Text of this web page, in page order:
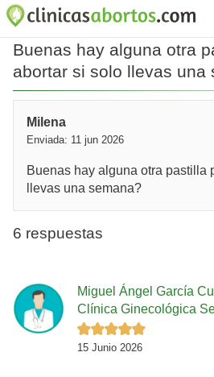
Buenas hay alguna otra
abortar si solo llevas una
Milena
Enviada: 11 jun 2026
Buenas hay alguna otra pastilla
llevas una semana?
6 respuestas
Miguel Ángel García
Clínica Ginecológica
15 Junio 2026